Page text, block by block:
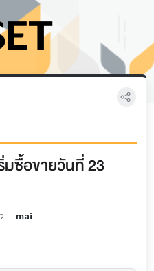
มซื้อขายวันที่ 23
mai